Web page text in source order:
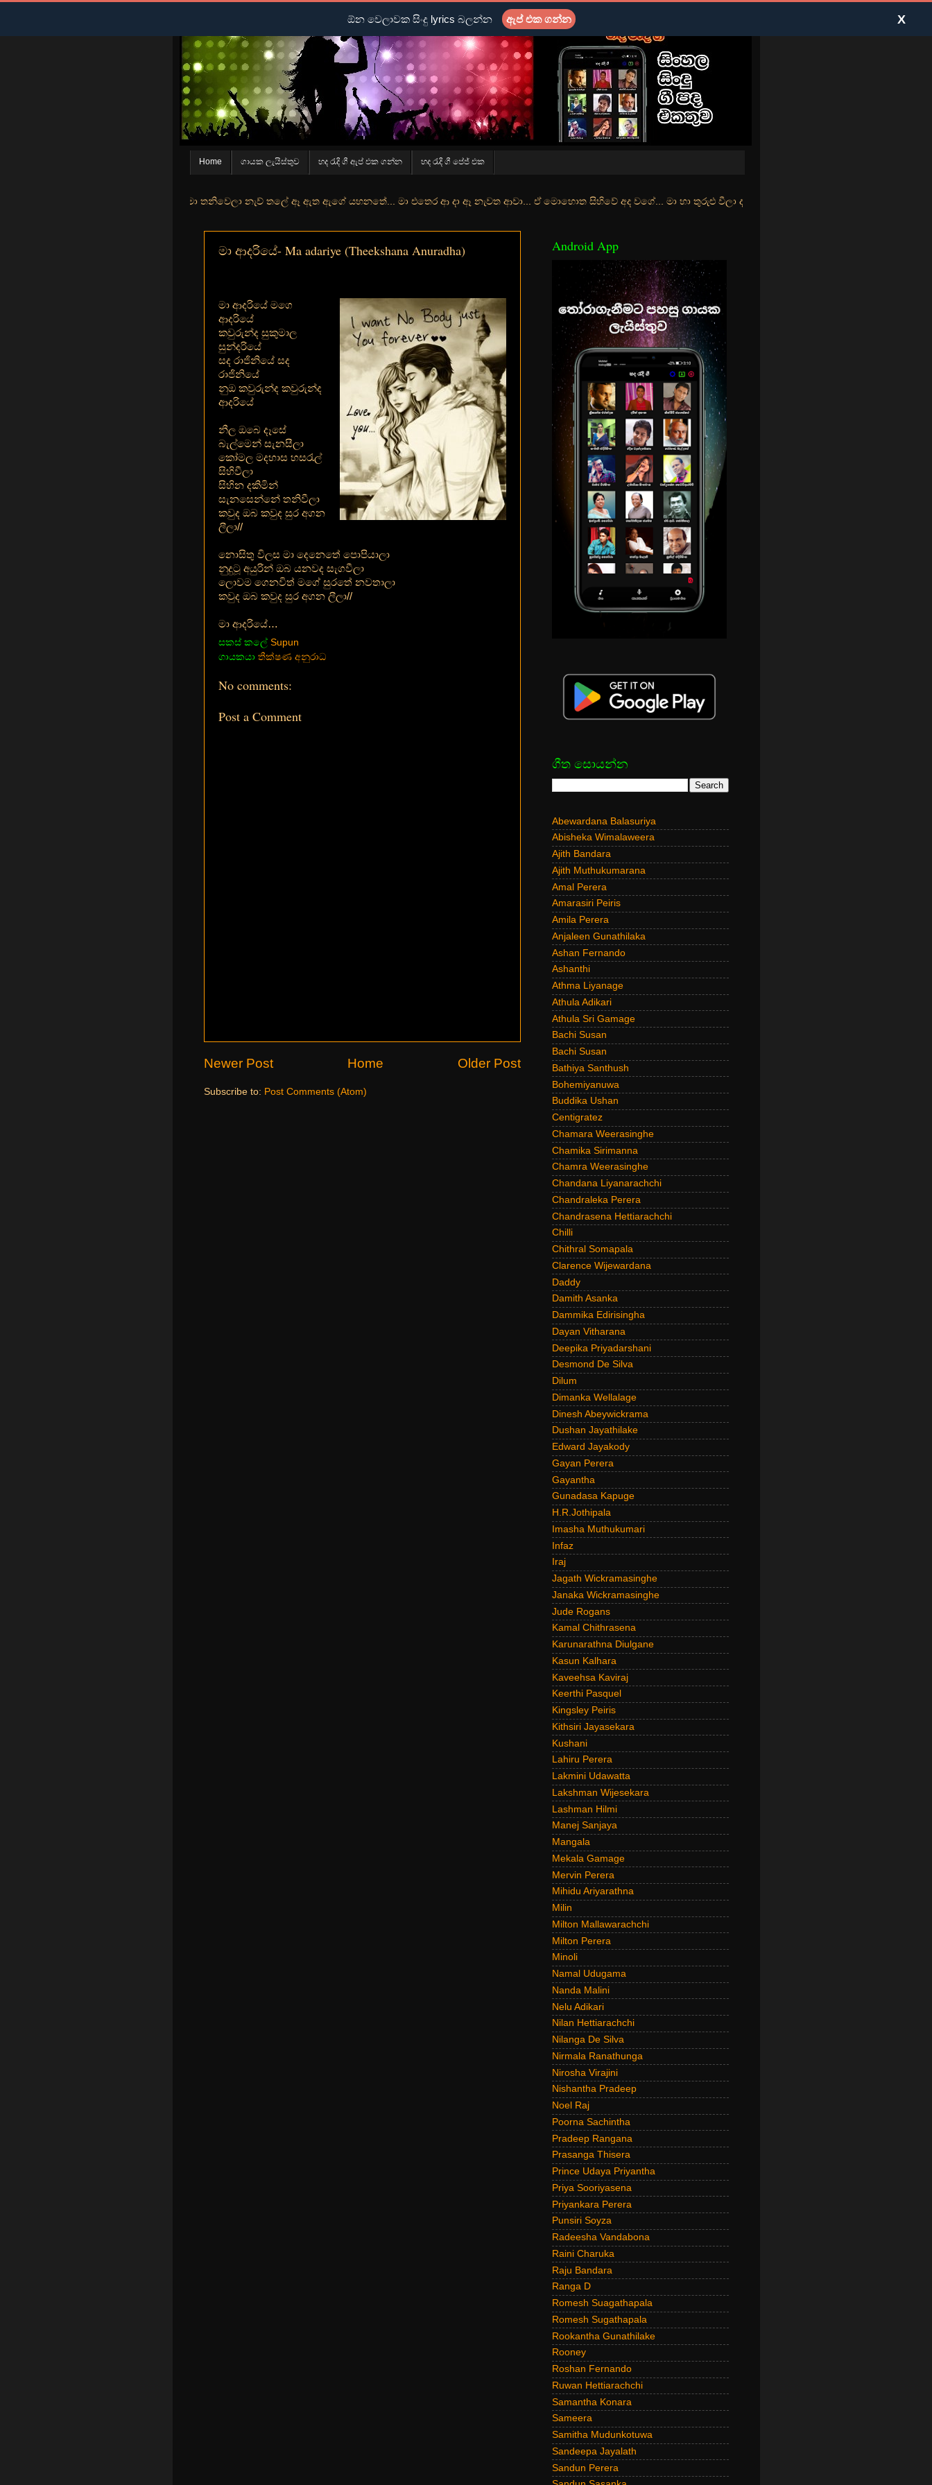
Home ගායක ලැයිස්තුව හද රැදි ගී ඇප් එක ගන්න හද රැදි ගී පේජ් එක
තීරේ ගල් මල් පිපුන යායේ මා තනිවෙලා නැව් තලේ ඈ ඇත ඇගේ යහනතේ... මා එතෙර ආ දා ඈ නැවත ආවා... ඒ මොහොත සිහිවේ අද වගේ... මා හා තුරුළු වීලා දෑසේ කදුළු බීලා රහසේ සුසුම් ලෑ හඩ ඇසේ... නිල්වන්
මා ආදරියේ- Ma adariye (Theekshana Anuradha)
මා ආදරියේ මගෙ
ආදරියේ
කවුරුන්ද සුකුමාල
සුන්දරියේ
සද රාජිනියේ සද
රාජිනියේ
නුඔ කවුරුන්ද කවුරුන්ද
ආදරියේ
නීල ඔබෙ දෑසේ
බැල්මෙන් සැනසීලා
කෝමල මදහාස හසරැල්
සිහිවීලා
සිහින දකිමින්
සැනසෙන්නේ තනිවීලා
කවුද ඔබ කවුද සුර අගන
ලීලා//
නොසිතු විලස මා දෙනෙතේ පොපියාලා
නුදුටූ අයුරින් ඔබ යනවද සැගවීලා
ලොවම ගෙනවිත් මගේ සුරතේ නවතාලා
කවුද ඔබ කවුද සුර අගන ලීලා//
මා ආදරියේ…
සකස් කලේ Supun
ගායකයා තීක්ෂණ අනුරාධ
No comments:
Post a Comment
Newer Post Older Post
Home
Subscribe to: Post Comments (Atom)
Android App
ගීත සොයන්න
Abewardana Balasuriya
Abisheka Wimalaweera
Ajith Bandara
Ajith Muthukumarana
Amal Perera
Amarasiri Peiris
Amila Perera
Anjaleen Gunathilaka
Ashan Fernando
Ashanthi
Athma Liyanage
Athula Adikari
Athula Sri Gamage
Bachi Susan
Bachi Susan
Bathiya Santhush
Bohemiyanuwa
Buddika Ushan
Centigratez
Chamara Weerasinghe
Chamika Sirimanna
Chamra Weerasinghe
Chandana Liyanarachchi
Chandraleka Perera
Chandrasena Hettiarachchi
Chilli
Chithral Somapala
Clarence Wijewardana
Daddy
Damith Asanka
Dammika Edirisingha
Dayan Vitharana
Deepika Priyadarshani
Desmond De Silva
Dilum
Dimanka Wellalage
Dinesh Abeywickrama
Dushan Jayathilake
Edward Jayakody
Gayan Perera
Gayantha
Gunadasa Kapuge
H.R.Jothipala
Imasha Muthukumari
Infaz
Iraj
Jagath Wickramasinghe
Janaka Wickramasinghe
Jude Rogans
Kamal Chithrasena
Karunarathna Diulgane
Kasun Kalhara
Kaveehsa Kaviraj
Keerthi Pasquel
Kingsley Peiris
Kithsiri Jayasekara
Kushani
Lahiru Perera
Lakmini Udawatta
Lakshman Wijesekara
Lashman Hilmi
Manej Sanjaya
Mangala
Mekala Gamage
Mervin Perera
Mihidu Ariyarathna
Milin
Milton Mallawarachchi
Milton Perera
Minoli
Namal Udugama
Nanda Malini
Nelu Adikari
Nilan Hettiarachchi
Nilanga De Silva
Nirmala Ranathunga
Nirosha Virajini
Nishantha Pradeep
Noel Raj
Poorna Sachintha
Pradeep Rangana
Prasanga Thisera
Prince Udaya Priyantha
Priya Sooriyasena
Priyankara Perera
Punsiri Soyza
Radeesha Vandabona
Raini Charuka
Raju Bandara
Ranga D
Romesh Suagathapala
Romesh Sugathapala
Rookantha Gunathilake
Rooney
Roshan Fernando
Ruwan Hettiarachchi
Samantha Konara
Sameera
Samitha Mudunkotuwa
Sandeepa Jayalath
Sandun Perera
ඕන වෙලාවක සිංදු lyrics බලන්න ඇප් එක ගන්න X